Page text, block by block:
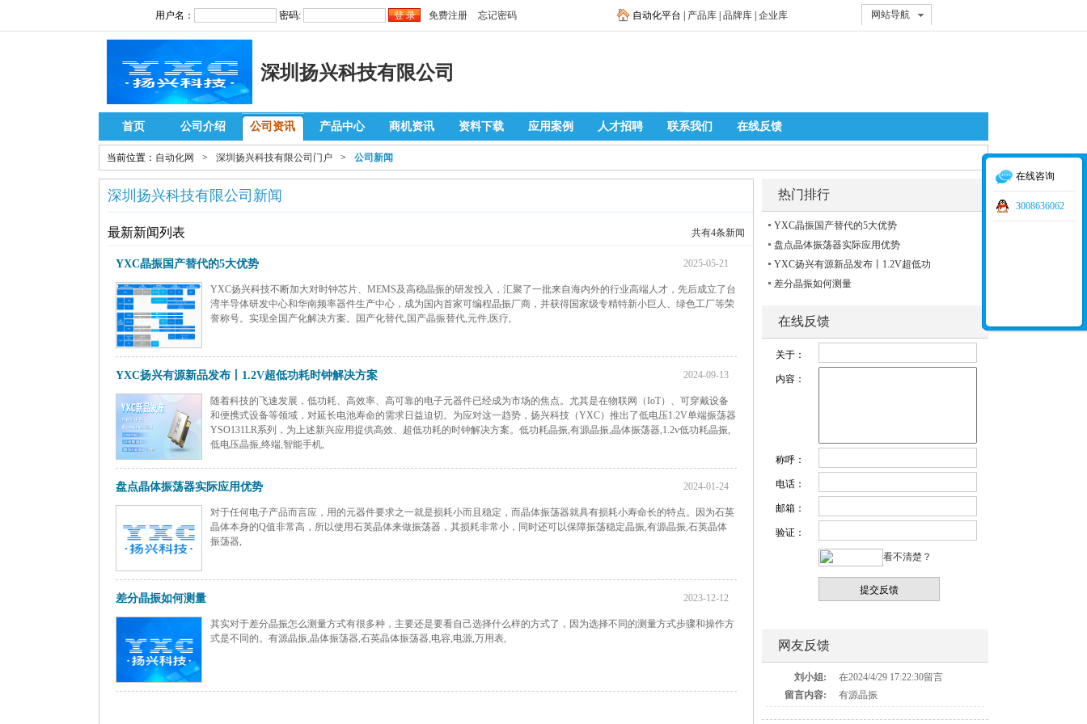
用户名： 密码: 免费注册 忘记密码 自动化平台 | 产品库 品牌库 企业库 网站导航
深圳扬兴科技有限公司
首页 公司介绍 公司资讯 产品中心 商机资讯 资料下载 应用案例 人才招聘 联系我们 在线反馈
当前位置： 自动化网 > 深圳扬兴科技有限公司门户 > 公司新闻
深圳扬兴科技有限公司新闻
最新新闻列表 共有4条新闻
YXC晶振国产替代的5大优势 2025-05-21
YXC扬兴科技不断加大对时钟芯片、MEMS及高稳晶振的研发投入，汇聚了一批来自海内外的行业高端人才，先后成立了台
湾半导体研发中心和华南频率器件生产中心，成为国内首家可编程晶振厂商，并获得国家级专精特新小巨人、绿色工厂等荣
誉称号。实现全国产化解决方案。国产化替代,国产晶振替代,元件,医疗,
YXC扬兴有源新品发布丨1.2V超低功耗时钟解决方案 2024-09-13
随着科技的飞速发展，低功耗、高效率、高可靠的电子元器件已经成为市场的焦点。尤其是在物联网（IoT）、可穿戴设备
和便携式设备等领域，对延长电池寿命的需求日益迫切。为应对这一趋势，扬兴科技（YXC）推出了低电压1.2V单端振荡器
YSO131LR系列，为上述新兴应用提供高效、超低功耗的时钟解决方案。低功耗晶振,有源晶振,晶体振荡器,1.2v低功耗晶振,
低电压晶振,终端,智能手机,
盘点晶体振荡器实际应用优势 2024-01-24
对于任何电子产品而言应，用的元器件要求之一就是损耗小而且稳定，而晶体振荡器就具有损耗小寿命长的特点。因为石英
晶体本身的Q值非常高，所以使用石英晶体来做振荡器，其损耗非常小，同时还可以保障振荡稳定晶振,有源晶振,石英晶体
振荡器,
差分晶振如何测量 2023-12-12
其实对于差分晶振怎么测量方式有很多种，主要还是要看自己选择什么样的方式了，因为选择不同的测量方式步骤和操作方
式是不同的。有源晶振,晶体振荡器,石英晶体振荡器,电容,电源,万用表,
热门排行
YXC晶振国产替代的5大优势
盘点晶体振荡器实际应用优势
YXC扬兴有源新品发布丨1.2V超低功
差分晶振如何测量
在线反馈
关于：
内容：
称呼：
电话：
邮箱：
验证：
看不清楚？
网友反馈
刘小姐:
在2024/4/29 17:22:30留言
留言内容:
有源晶振
在线咨询
3008636062